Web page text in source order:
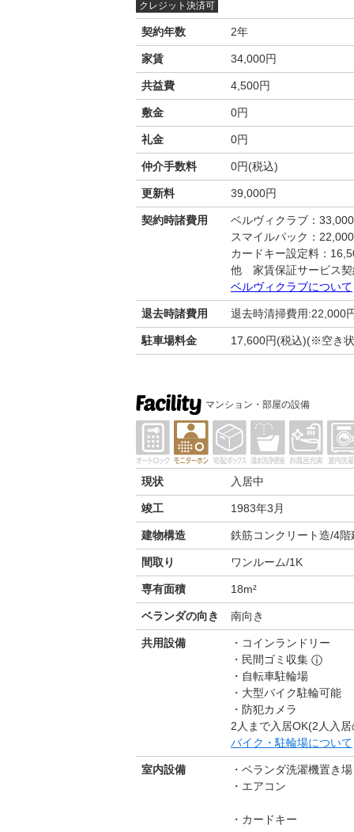
クレジット決済可
契約年数 2年
家賃 34,000円
共益費 4,500円
敷金 0円
礼金 0円
仲介手数料 0円(税込)
更新料 39,000円
契約時諸費用
ベルヴィクラブ：
スマイルパック：
カードキー設定料：
他 家賃保証サービス契
ベルヴィクラブについて
退去時諸費用 退去時清掃費用:22,000
駐車場料金 17,600円(税込)(※空き
マンション・部屋の設備
現状 入居中
竣工 1983年3月
建物構造 鉄筋コンクリート造/4階
間取り ワンルーム/1K
専有面積 18m²
ベランダの向き 南向き
共用設備
コインランドリー
民間ゴミ収集 ⓘ
自転車駐輪場
大型バイク駐輪可能
防犯カメラ
2人まで入居OK(2人入
バイク・駐輪場について
室内設備
ベランダ洗濯機置き場
エアコン
カードキー